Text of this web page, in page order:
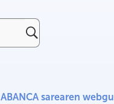
ABANCA sarearen